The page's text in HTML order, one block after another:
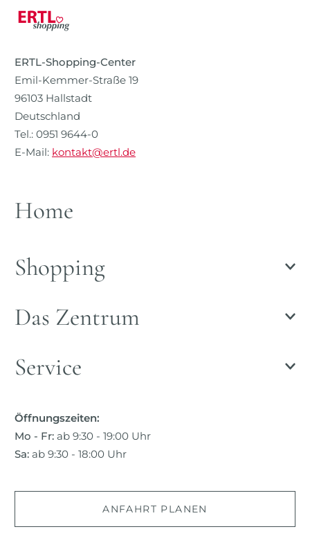
ERTL-Shopping-Center
Emil-Kemmer-Straße 19
96103 Hallstadt
Deutschland
Tel.: 0951 9644-0
E-Mail: kontakt@ertl.de
Home
Shopping
Das Zentrum
Service
Öffnungszeiten:
Mo - Fr: ab 9:30 - 19:00 Uhr
Sa: ab 9:30 - 18:00 Uhr
ANFAHRT PLANEN